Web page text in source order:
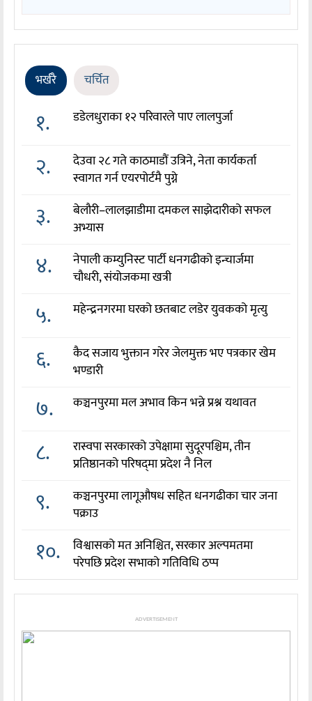
भर्खरै चर्चित
१. डडेलधुराका १२ परिवारले पाए लालपुर्जा
२.
देउवा २८ गते काठमाडौं उत्रिने, नेता कार्यकर्ता
स्वागत गर्न एयरपोर्टमै पुग्ने
३.
बेलौरी–लालझाडीमा दमकल साझेदारीको सफल
अभ्यास
४.
नेपाली कम्युनिस्ट पार्टी धनगढीको इन्चार्जमा
चौधरी, संयोजकमा खत्री
५. महेन्द्रनगरमा घरको छतबाट लडेर युवकको मृत्यु
६.
कैद सजाय भुक्तान गरेर जेलमुक्त भए पत्रकार खेम
भण्डारी
७. कञ्चनपुरमा मल अभाव किन भन्ने प्रश्न यथावत
८.
रास्वपा सरकारको उपेक्षामा सुदूरपश्चिम, तीन
प्रतिष्ठानको परिषद्‌मा प्रदेश नै निल
९.
कञ्चनपुरमा लागूऔषध सहित धनगढीका चार जना
पक्राउ
१०.
विश्वासको मत अनिश्चित, सरकार अल्पमतमा
परेपछि प्रदेश सभाको गतिविधि ठप्प
ADVERTISEMENT